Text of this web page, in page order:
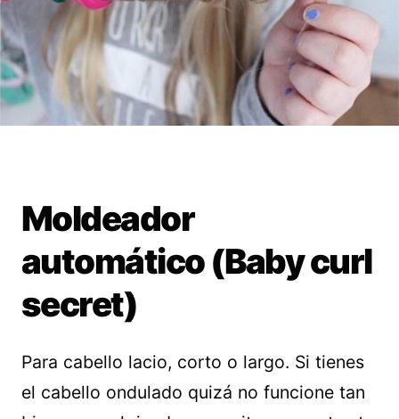
Moldeador
automático (Baby curl
secret)
Para cabello lacio, corto o largo. Si tienes
el cabello ondulado quizá no funcione tan